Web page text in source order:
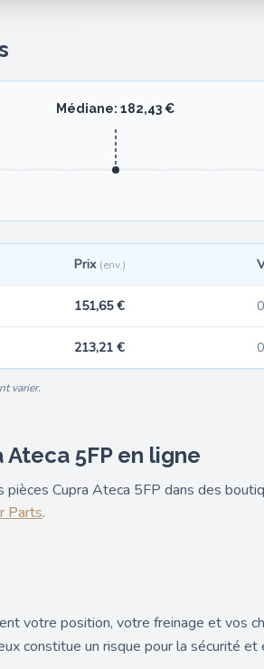
Médiane: 182,43 €
Prix (env.)
151,65 €
213,21 €
varier.
5FP en ligne
Cupra Ateca 5FP dans des
Parts.
votre position, votre freinage et vos
constitue un risque pour la sécurité